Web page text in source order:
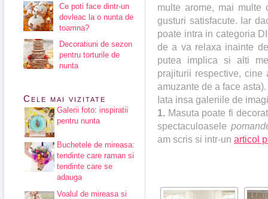
multe arome, mai multe
gusturi satisfacute. Iar
poate intra in categoria
de a va relaxa inainte
putea implica si alti
prajiturii respective, cine
amuzante de a face asta).
Iata insa galeriile de
1. Masuta poate fi
spectaculoasele
am scris si intr-un articol
Ce poti face dintr-un
dovleac la o nunta de
toamna?
Decoratiuni de sezon
pentru torturile de
nunta
Cele mai vizitate
Galerii foto: inspiratii
pentru nunta
Buchetele de mireasa:
tendinte care raman si
tendinte care se
adauga
Voalul de mireasa si